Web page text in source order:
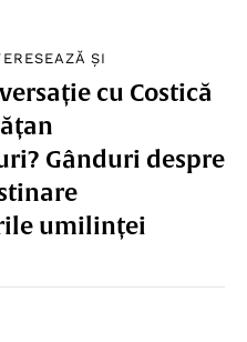
ȘI
cu Costică
Gânduri despre
umilinței